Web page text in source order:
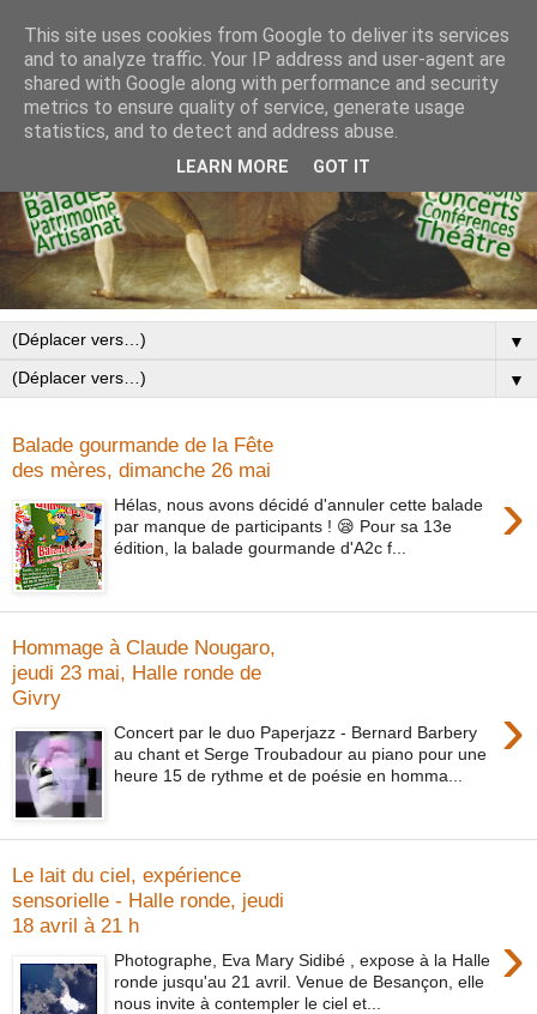
▼
▼
Balade gourmande de la Fête
des mères, dimanche 26 mai
›
Hélas, nous avons décidé d'annuler cette balade
par manque de participants ! 😪 Pour sa 13e
édition, la balade gourmande d'A2c f...
Hommage à Claude Nougaro,
jeudi 23 mai, Halle ronde de
Givry
›
Concert par le duo Paperjazz - Bernard Barbery
au chant et Serge Troubadour au piano pour une
heure 15 de rythme et de poésie en homma...
Le lait du ciel, expérience
sensorielle - Halle ronde, jeudi
18 avril à 21 h
›
Photographe, Eva Mary Sidibé , expose à la Halle
ronde jusqu'au 21 avril. Venue de Besançon, elle
nous invite à contempler le ciel et...
This site uses cookies from Google to deliver its services
and to analyze traffic. Your IP address and user-agent are
shared with Google along with performance and security
metrics to ensure quality of service, generate usage
statistics, and to detect and address abuse.
LEARN MORE GOT IT